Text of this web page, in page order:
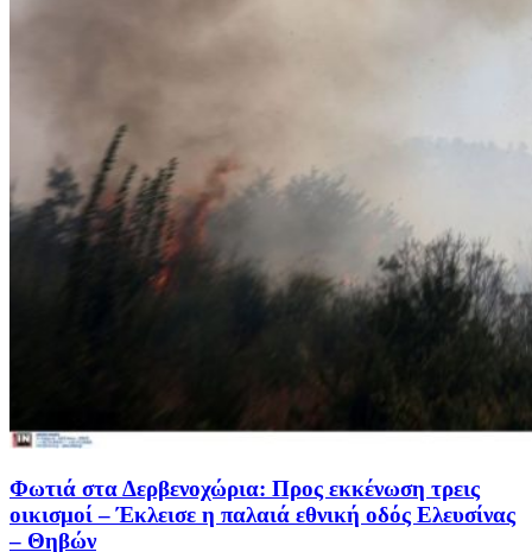
Φωτιά στα Δερβενοχώρια: Προς εκκένωση τρεις
οικισμοί – Έκλεισε η παλαιά εθνική οδός Ελευσίνας
– Θηβών